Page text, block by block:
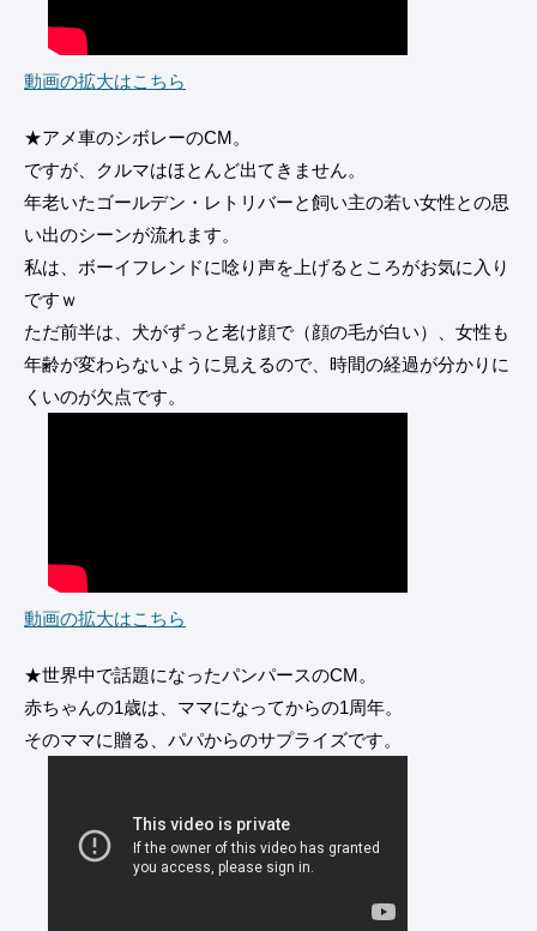
動画の拡大はこちら
★アメ車のシボレーのCM。
ですが、クルマはほとんど出てきません。
年老いたゴールデン・レトリバーと飼い主の若い女性との思
い出のシーンが流れます。
私は、ボーイフレンドに唸り声を上げるところがお気に入り
ですｗ
ただ前半は、犬がずっと老け顔で（顔の毛が白い）、女性も
年齢が変わらないように見えるので、時間の経過が分かりに
くいのが欠点です。
動画の拡大はこちら
★世界中で話題になったパンパースのCM。
赤ちゃんの1歳は、ママになってからの1周年。
そのママに贈る、パパからのサプライズです。